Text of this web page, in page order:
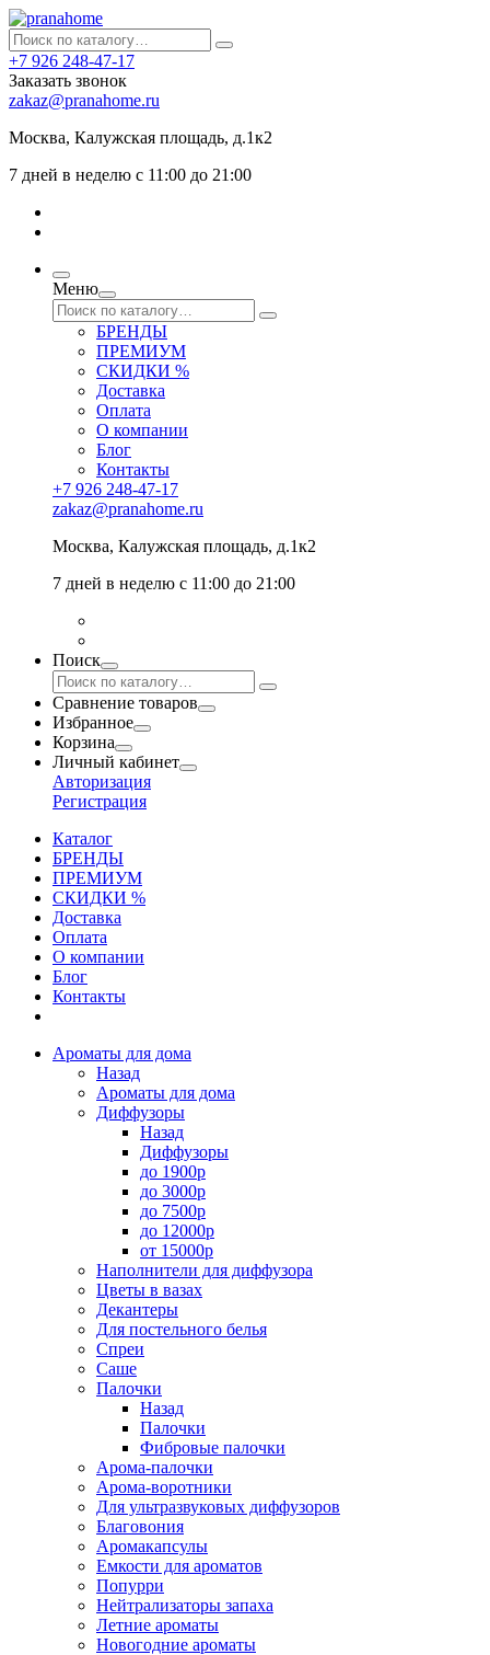
+7 926 248-47-17
Заказать звонок
zakaz@pranahome.ru
Москва, Калужская площадь, д.1к2
7 дней в неделю с 11:00 до 21:00
Меню
БРЕНДЫ
ПРЕМИУМ
СКИДКИ %
Доставка
Оплата
О компании
Блог
Контакты
+7 926 248-47-17
zakaz@pranahome.ru
Москва, Калужская площадь, д.1к2
7 дней в неделю с 11:00 до 21:00
Поиск
Сравнение товаров
Избранное
Корзина
Личный кабинет
Авторизация
Регистрация
Каталог
БРЕНДЫ
ПРЕМИУМ
СКИДКИ %
Доставка
Оплата
О компании
Блог
Контакты
Ароматы для дома
Назад
Ароматы для дома
Диффузоры
Назад
Диффузоры
до 1900р
до 3000р
до 7500р
до 12000р
от 15000р
Наполнители для диффузора
Цветы в вазах
Декантеры
Для постельного белья
Спреи
Саше
Палочки
Назад
Палочки
Фибровые палочки
Арома-палочки
Арома-воротники
Для ультразвуковых диффузоров
Благовония
Аромакапсулы
Емкости для ароматов
Попурри
Нейтрализаторы запаха
Летние ароматы
Новогодние ароматы